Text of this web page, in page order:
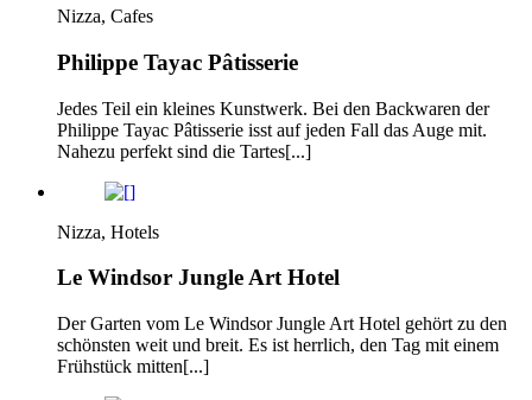
Nizza, Cafes
Philippe Tayac Pâtisserie
Jedes Teil ein kleines Kunstwerk. Bei den Backwaren der
Philippe Tayac Pâtisserie isst auf jeden Fall das Auge mit.
Nahezu perfekt sind die Tartes[...]
Nizza, Hotels
Le Windsor Jungle Art Hotel
Der Garten vom Le Windsor Jungle Art Hotel gehört zu den
schönsten weit und breit. Es ist herrlich, den Tag mit einem
Frühstück mitten[...]